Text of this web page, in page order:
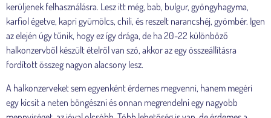
kerüljenek felhasználásra. Lesz itt még, bab, bulgur, gyöngyhagyma,
karfiol égetve, kapri gyümölcs, chili, és reszelt narancshéj, gyömbér. Igen
az elején úgy tűnik, hogy ez így drága, de ha 20-22 különböző
halkonzervből készült ételről van szó, akkor az egy összeállításra
fordított összeg nagyon alacsony lesz.
A halkonzerveket sem egyenként érdemes megvenni, hanem megéri
egy kicsit a neten böngészni és onnan megrendelni egy nagyobb